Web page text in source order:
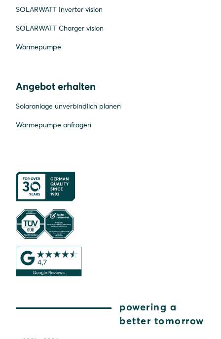
SOLARWATT Inverter vision
SOLARWATT Charger vision
Wärmepumpe
Angebot erhalten
Solaranlage unverbindlich planen
Wärmepumpe anfragen
powering a
better tomorrow